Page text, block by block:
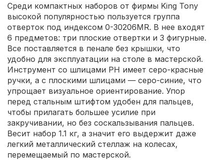
Среди компактных наборов от фирмы King Tony
высокой популярностью пользуется группа
отверток под индексом 0-30206MR. В нее входят
6 предметов: три плоские отвертки и 3 фигурные.
Все поставляется в пенале без крышки, что
удобно для эксплуатации на столе в мастерской.
Инструмент со шлицами PH имеет серо-красные
ручки, а с плоскими шлицами — серо-синие, что
упрощает визуальное ориентирование. Упор
перед стальным штифтом удобен для пальцев,
чтобы прилагать большее усилие при
закручивании, но без соскальзывания пальцев.
Весит набор 1.1 кг, а значит его выдержит даже
легкий металлический стеллаж на колесах,
перемещаемый по мастерской.